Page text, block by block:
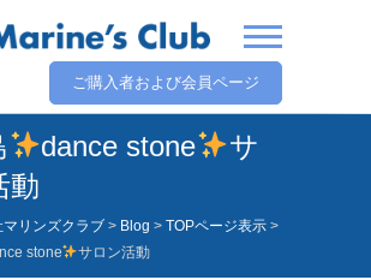
ご購入者および会員ページ
dance stone
サ
動
マリンズクラブ > Blog > TOPページ表示 >
stone サロン活動